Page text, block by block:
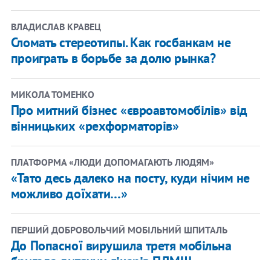
ВЛАДИСЛАВ КРАВЕЦ
Сломать стереотипы. Как госбанкам не
проиграть в борьбе за долю рынка?
МИКОЛА ТОМЕНКО
Про митний бізнес «євроавтомобілів» від
вінницьких «рехформаторів»
ПЛАТФОРМА «ЛЮДИ ДОПОМАГАЮТЬ ЛЮДЯМ»
«Тато десь далеко на посту, куди нічим не
можливо доїхати…»
ПЕРШИЙ ДОБРОВОЛЬЧИЙ МОБІЛЬНИЙ ШПИТАЛЬ
До Попасної вирушила третя мобільна